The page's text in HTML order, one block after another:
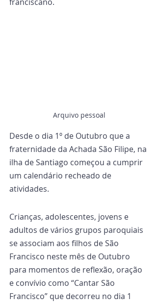
Arquivo pessoal
Desde o dia 1º de Outubro que a
fraternidade da Achada São Filipe, na
ilha de Santiago começou a cumprir
um calendário recheado de
atividades.
Crianças, adolescentes, jovens e
adultos de vários grupos paroquiais
se associam aos filhos de São
Francisco neste mês de Outubro
para momentos de reflexão, oração
e convívio como “Cantar São
Francisco” que decorreu no dia 1